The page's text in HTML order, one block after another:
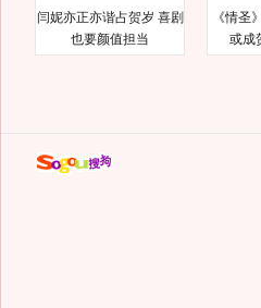
闫妮亦正亦谐占贺岁 喜剧
也要颜值担当
《情圣
或成